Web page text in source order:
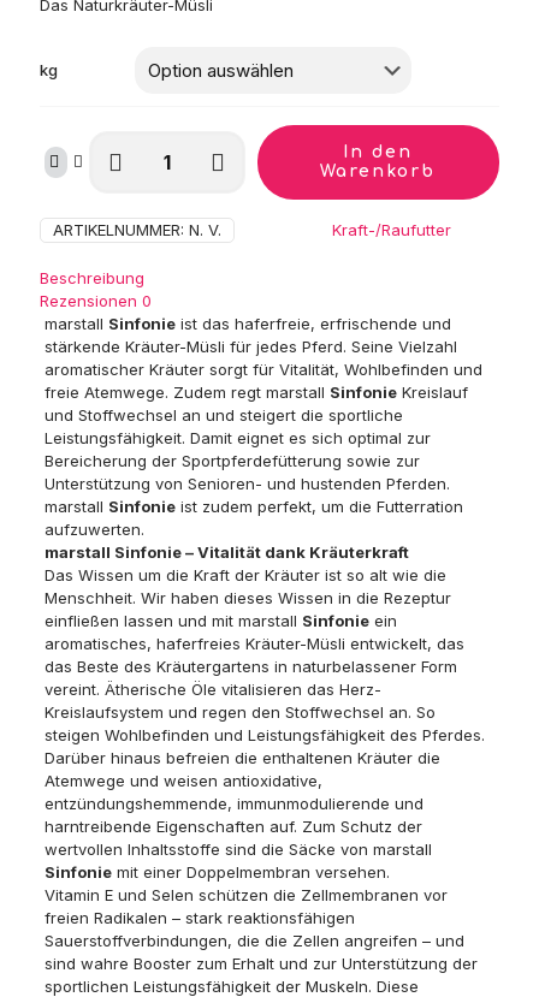
30,45 €
Das Naturkräuter-Müsli
kg
In den
Warenkorb
ARTIKELNUMMER: N. V. Kraft-/Raufutter
Beschreibung
Rezensionen 0
marstall Sinfonieist das haferfreie, erfrischende und
stärkende Kräuter-Müsli für jedes Pferd. Seine Vielzahl
aromatischer Kräuter sorgt für Vitalität, Wohlbefinden und
freie Atemwege. Zudem regt marstall SinfonieKreislauf
und Stoffwechsel an und steigert die sportliche
Leistungsfähigkeit. Damit eignet es sich optimal zur
Bereicherung der Sportpferdefütterung sowie zur
Unterstützung von Senioren- und hustenden Pferden.
marstall Sinfonieist zudem perfekt, um die Futterration
aufzuwerten.
marstall Sinfonie – Vitalität dank Kräuterkraft
Das Wissen um die Kraft der Kräuter ist so alt wie die
Menschheit. Wir haben dieses Wissen in die Rezeptur
einfließen lassen und mit marstall Sinfonieein
aromatisches, haferfreies Kräuter-Müsli entwickelt, das
das Beste des Kräutergartens in naturbelassener Form
vereint. Ätherische Öle vitalisieren das Herz-
Kreislaufsystem und regen den Stoffwechsel an. So
steigen Wohlbefinden und Leistungsfähigkeit des Pferdes.
Darüber hinaus befreien die enthaltenen Kräuter die
Atemwege und weisen antioxidative,
entzündungshemmende, immunmodulierende und
harntreibende Eigenschaften auf. Zum Schutz der
wertvollen Inhaltsstoffe sind die Säcke von marstall
Sinfoniemit einer Doppelmembran versehen.
Vitamin E und Selen schützen die Zellmembranen vor
freien Radikalen – stark reaktionsfähigen
Sauerstoffverbindungen, die die Zellen angreifen – und
sind wahre Booster zum Erhalt und zur Unterstützung der
sportlichen Leistungsfähigkeit der Muskeln. Diese